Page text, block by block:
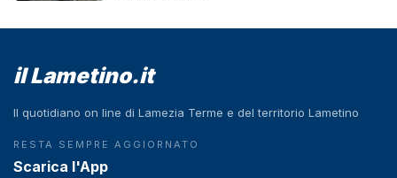
il Lametino.it
Il quotidiano on line di Lamezia Terme e del territorio Lametino
RESTA SEMPRE AGGIORNATO
Scarica l'App